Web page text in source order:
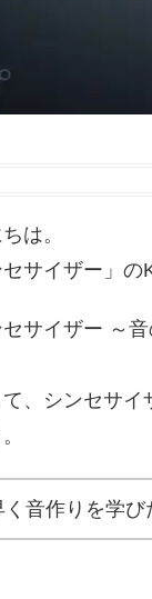
は。
サイザー」の
サイザー ～
、シンセサイ
く音作りを学び